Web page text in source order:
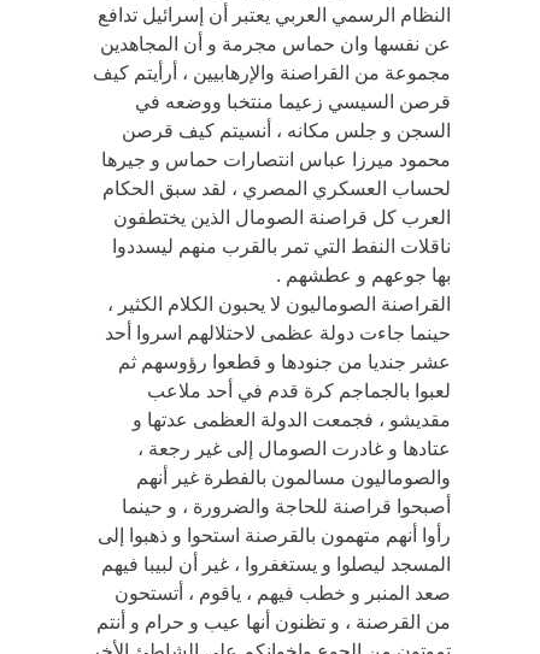
النظام الرسمي العربي يعتبر أن إسرائيل تدافع
عن نفسها وان حماس مجرمة و أن المجاهدين
مجموعة من القراصنة والإرهابيين ، أرأيتم كيف
قرصن السيسي زعيما منتخبا ووضعه في
السجن و جلس مكانه ، أنسيتم كيف قرصن
محمود ميرزا عباس انتصارات حماس و جيرها
لحساب العسكري المصري ، لقد سبق الحكام
العرب كل قراصنة الصومال الذين يختطفون
ناقلات النفط التي تمر بالقرب منهم ليسددوا
بها جوعهم و عطشهم .
القراصنة الصوماليون لا يحبون الكلام الكثير ،
حينما جاءت دولة عظمى لاحتلالهم اسروا أحد
عشر جنديا من جنودها و قطعوا رؤوسهم ثم
لعبوا بالجماجم كرة قدم في أحد ملاعب
مقديشو ، فجمعت الدولة العظمى عدتها و
عتادها و غادرت الصومال إلى غير رجعة ،
والصوماليون مسالمون بالفطرة غير أنهم
أصبحوا قراصنة للحاجة والضرورة ، و حينما
رأوا أنهم متهمون بالقرصنة استحوا و ذهبوا إلى
المسجد ليصلوا و يستغفروا ، غير أن لبيبا فيهم
صعد المنبر و خطب فيهم ، ياقوم ، أتستحون
من القرصنة ، و تظنون أنها عيب و حرام و أنتم